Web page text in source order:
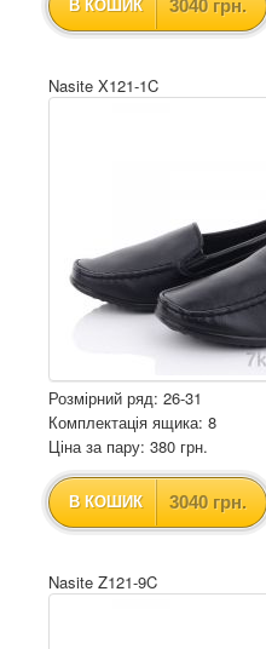
В КОШИК 3040 грн.
Nasite X121-1C
Розмірний ряд: 26-31
Комплектація ящика: 8
Ціна за пару: 380 грн.
В КОШИК 3040 грн.
Nasite Z121-9C